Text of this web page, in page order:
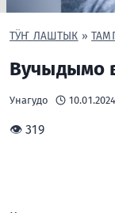
ТӰҤ ЛАШТЫК »
Вучыдымо
Унагудо 10.01.2024
👁 319